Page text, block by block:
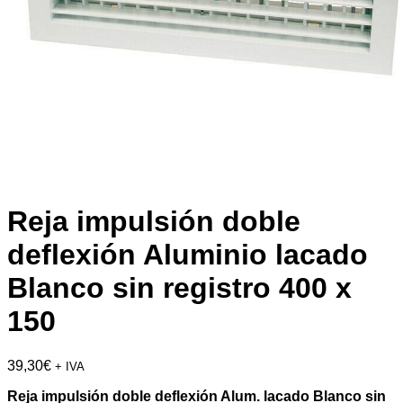
Reja impulsión doble
deflexión Aluminio lacado
Blanco sin registro 400 x
150
39,30€ + IVA
Reja impulsión doble deflexión Alum. lacado Blanco sin